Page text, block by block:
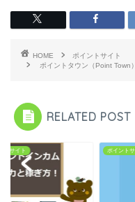
HOME
ポイントサイト
ポイントタウン（Point Town
RELATED POST
トサイト ポイントサ